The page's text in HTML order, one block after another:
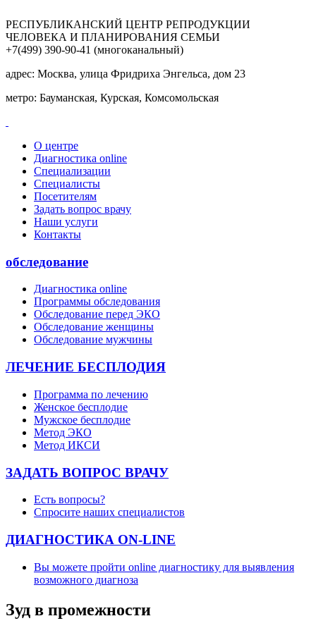
РЕСПУБЛИКАНСКИЙ ЦЕНТР РЕПРОДУКЦИИ
ЧЕЛОВЕКА И ПЛАНИРОВАНИЯ СЕМЬИ
+7(499) 390-90-41 (многоканальный)
адрес: Москва, улица Фридриха Энгельса, дом 23
метро: Бауманская, Курская, Комсомольская
О центре
Диагностика online
Специализации
Специалисты
Посетителям
Задать вопрос врачу
Наши услуги
Контакты
обследование
Диагностика online
Программы обследования
Обследование перед ЭКО
Обследование женщины
Обследование мужчины
ЛЕЧЕНИЕ БЕСПЛОДИЯ
Программа по лечению
Женское бесплодие
Мужское бесплодие
Метод ЭКО
Метод ИКСИ
ЗАДАТЬ ВОПРОС ВРАЧУ
Есть вопросы?
Спросите наших специалистов
ДИАГНОСТИКА ON-LINE
Вы можете пройти online диагностику для выявления
возможного диагноза
Зуд в промежности